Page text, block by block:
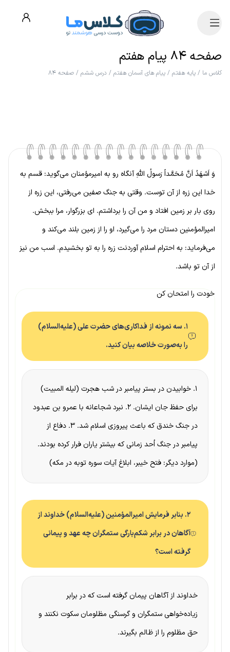
صفحه ۸۴ پیام هفتم
کلاس ما / پایه هفتم / پیام های آسمان هفتم / درس ششم / صفحه ۸۴
وَ اَشهَدُ اَنَّ مُحَمَّداً رَسولُ اللهِ آنگاه رو به امیرمؤمنان می‌گوید: قسم به
خدا این زره از آن توست. وقتی به جنگ صفین می‌رفتی، این زره از
روی بار بر زمین افتاد و من آن را برداشتم. ای بزرگوار، مرا ببخش.
امیرالمؤمنین دستان مرد را می‌گیرد، او را از زمین بلند می‌کند و
می‌فرماید: به احترام اسلام آوردنت زره را به تو بخشیدم. اسب من نیز
از آن تو باشد.
خودت را امتحان کن
۱. سه نمونه از فداکاری‌های حضرت علی (علیه‌السلام)
را به‌صورت خلاصه بیان کنید.
۱. خوابیدن در بستر پیامبر در شب هجرت (لیله المبیت)
برای حفظ جان ایشان. ۲. نبرد شجاعانه با عمرو بن عبدود
در جنگ خندق که باعث پیروزی اسلام شد. ۳. دفاع از
پیامبر در جنگ اُحد زمانی که بیشتر یاران فرار کرده بودند.
(موارد دیگر: فتح خیبر، ابلاغ آیات سوره توبه در مکه)
۲. بنابر فرمایش امیرالمؤمنین (علیه‌السلام) خداوند از
آگاهان در برابر شکم‌بارگی ستمگران چه عهد و پیمانی
گرفته است؟
خداوند از آگاهان پیمان گرفته است که در برابر
زیاده‌خواهی ستمگران و گرسنگی مظلومان سکوت نکنند و
حق مظلوم را از ظالم بگیرند.